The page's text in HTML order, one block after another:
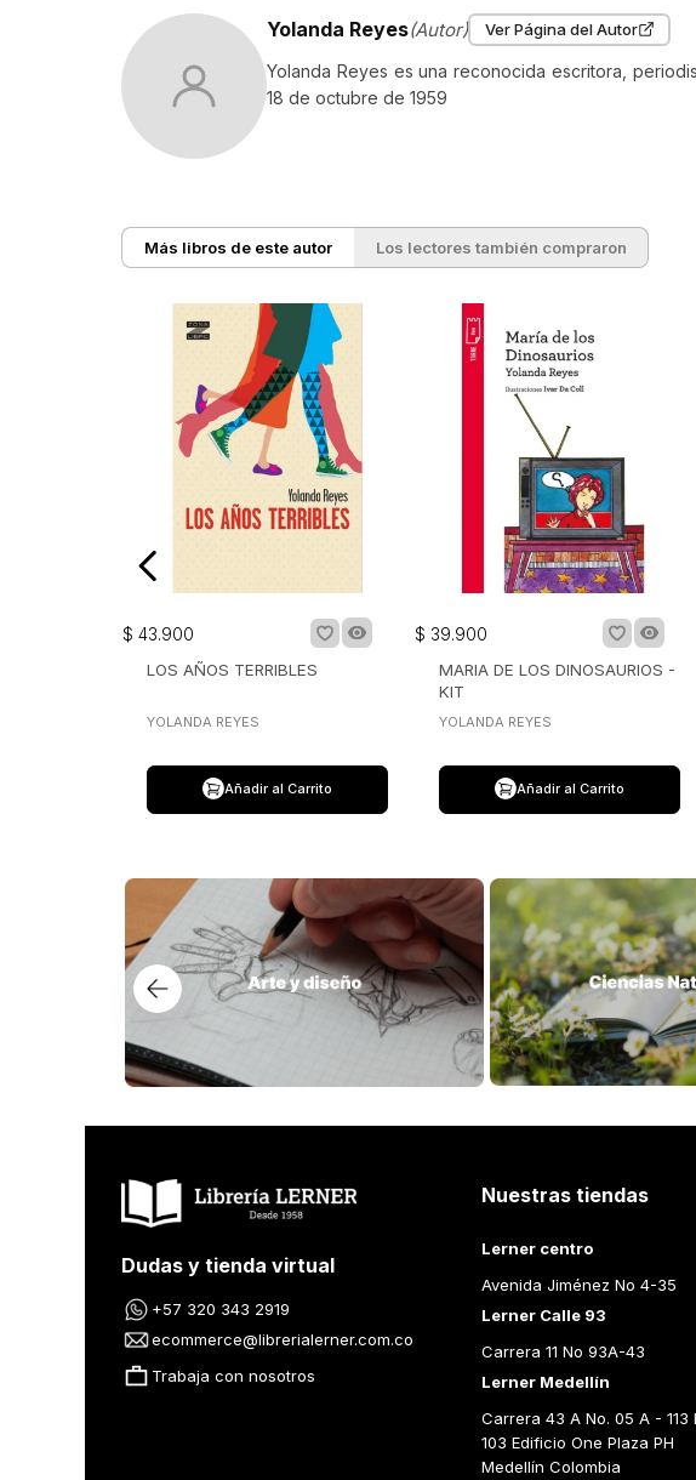
Yolanda Reyes(Autor) Ver Página del Autor
Yolanda Reyes es una reconocida escritora,
18 de octubre de 1959
Más libros de este autor Los lectores también compraron
$ 43.900
LOS AÑOS TERRIBLES
YOLANDA REYES
Añadir al Carrito
$ 39.900
MARIA DE LOS DINOSAURIOS -
KIT
YOLANDA REYES
Añadir al Carrito
Dudas y tienda virtual
+57 320 343 2919
ecommerce@librerialerner.com.co
Trabaja con nosotros
Nuestras tiendas
Lerner centro
Avenida Jiménez No 4-35
Lerner Calle 93
Carrera 11 No 93A-43
Lerner Medellín
Carrera 43 A No. 05 A - 113
103 Edificio One Plaza PH
Medellín Colombia